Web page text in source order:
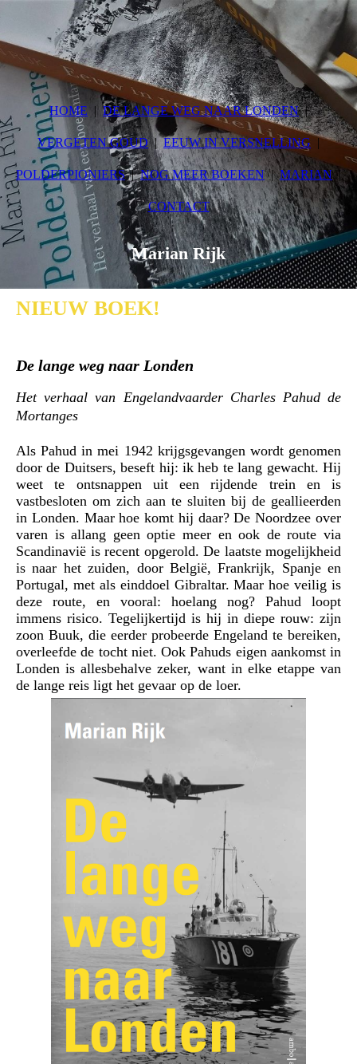
HOME DE LANGE WEG NAAR LONDEN
VERGETEN GOUD EEUW IN VERSNELLING
POLDERPIONIERS NOG MEER BOEKEN MARIAN
CONTACT
Marian Rijk
NIEUW BOEK!
De lange weg naar Londen
Het verhaal van Engelandvaarder Charles Pahud de
Mortanges
Als Pahud in mei 1942 krijgsgevangen wordt genomen
door de Duitsers, beseft hij: ik heb te lang gewacht. Hij
weet te ontsnappen uit een rijdende trein en is
vastbesloten om zich aan te sluiten bij de geallieerden
in Londen. Maar hoe komt hij daar? De Noordzee over
varen is allang geen optie meer en ook de route via
Scandinavië is recent opgerold. De laatste mogelijkheid
is naar het zuiden, door België, Frankrijk, Spanje en
Portugal, met als einddoel Gibraltar. Maar hoe veilig is
deze route, en vooral: hoelang nog? Pahud loopt
immens risico. Tegelijkertijd is hij in diepe rouw: zijn
zoon Buuk, die eerder probeerde Engeland te bereiken,
overleefde de tocht niet. Ook Pahuds eigen aankomst in
Londen is allesbehalve zeker, want in elke etappe van
de lange reis ligt het gevaar op de loer.